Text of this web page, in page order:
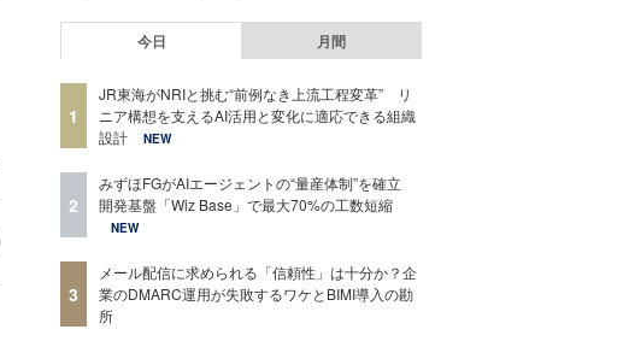
今日 月間
1
JR東海がNRIと挑む“前例なき上流工程変革” リ
ニア構想を支えるAI活用と変化に適応できる組織
設計
NEW
2
みずほFGがAIエージェントの“量産体制”を確立
開発基盤「Wiz Base」で最大70%の工数短縮
NEW
3
メール配信に求められる「信頼性」は十分か？企
業のDMARC運用が失敗するワケとBIMI導入の勘
所